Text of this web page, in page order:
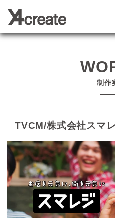
制作
TVCM/株式会社スマ